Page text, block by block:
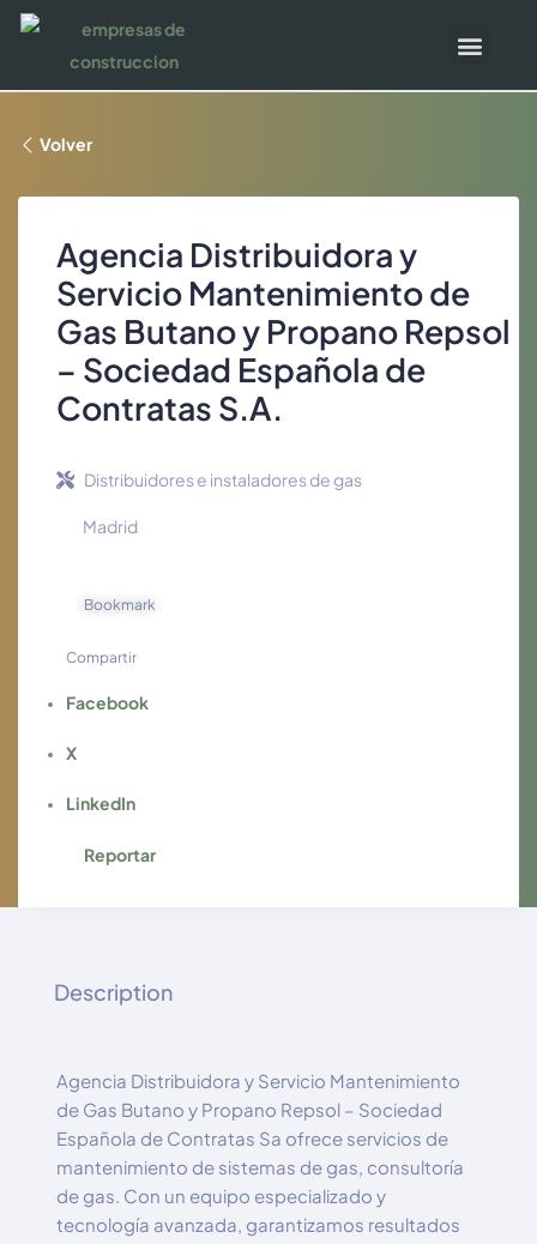
Volver
Agencia Distribuidora y
Servicio Mantenimiento de
Gas Butano y Propano Repsol
– Sociedad Española de
Contratas S.A.
Distribuidores e instaladores de gas
Madrid
Bookmark
Compartir
Facebook
X
LinkedIn
Reportar
Description
Agencia Distribuidora y Servicio Mantenimiento
de Gas Butano y Propano Repsol – Sociedad
Española de Contratas Sa ofrece servicios de
mantenimiento de sistemas de gas, consultoría
de gas. Con un equipo especializado y
tecnología avanzada, garantizamos resultados